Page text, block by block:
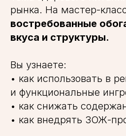
рынка. На мастер-
востребованные
вкуса и структуры.
Вы узнаете:
• как использовать в
и функциональные
• как снижать
• как внедрять ЗОЖ-